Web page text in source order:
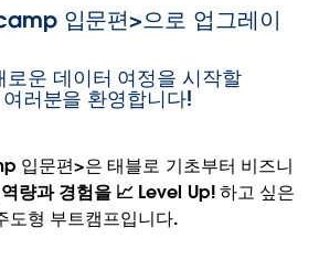
입문편>으로 업그레이
운 데이터 여정을 시작할
러분을 환영합니다!
입문편>은 태블로 기초부터 비즈니
량과 경험을 📈 Level Up!하고 싶은
도형 부트캠프입니다.